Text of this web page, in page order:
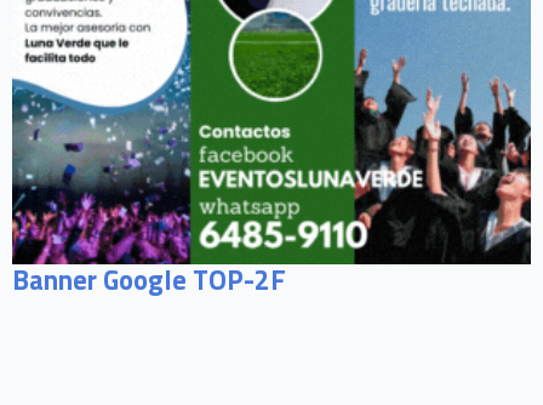
Banner Google TOP-2F